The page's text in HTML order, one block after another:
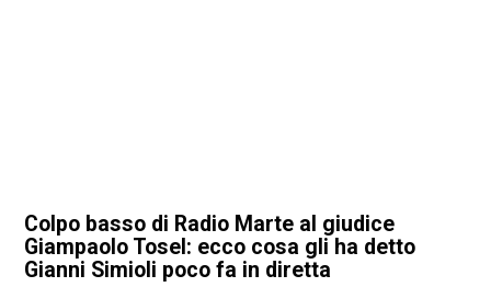
Colpo basso di Radio Marte al giudice
Giampaolo Tosel: ecco cosa gli ha detto
Gianni Simioli poco fa in diretta